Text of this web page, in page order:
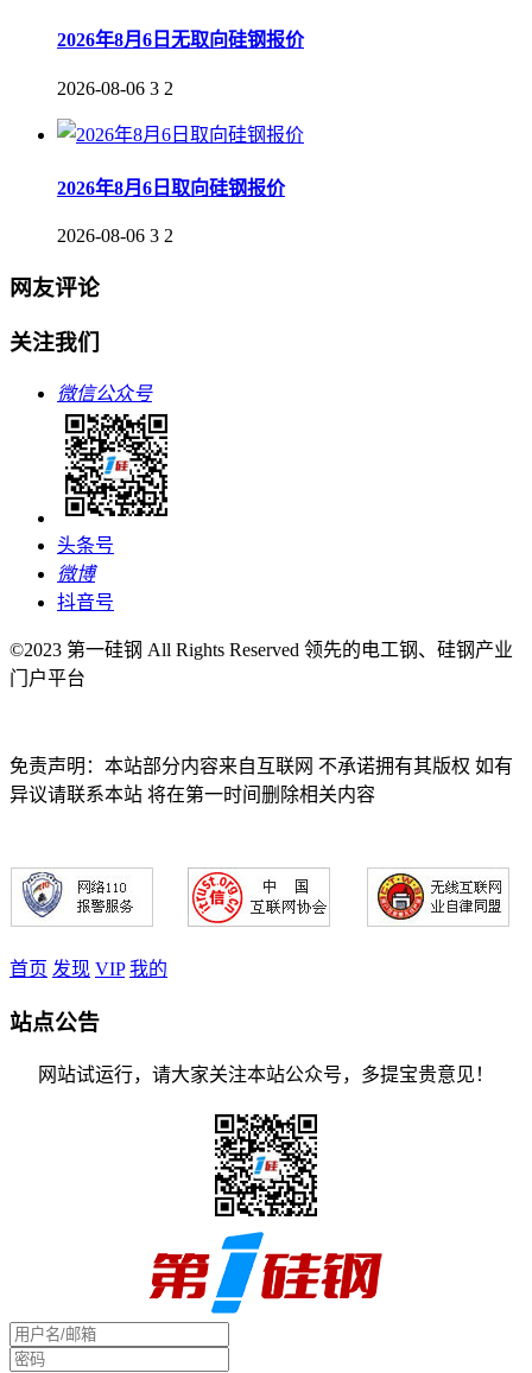
2026年8月6日无取向硅钢报价
2026-08-06 3 2
2026年8月6日取向硅钢报价
2026-08-06 3 2
网友评论
关注我们
微信公众号
头条号
微博
抖音号
©2023 第一硅钢 All Rights Reserved 领先的电工钢、硅钢产业
门户平台
免责声明：本站部分内容来自互联网 不承诺拥有其版权 如有
异议请联系本站 将在第一时间删除相关内容
首页 发现 VIP 我的
站点公告
网站试运行，请大家关注本站公众号，多提宝贵意见！